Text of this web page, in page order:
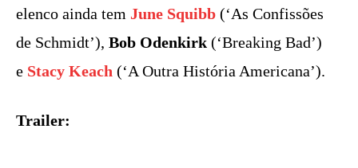
elenco ainda tem June Squibb (‘As Confissões
de Schmidt’), Bob Odenkirk (‘Breaking Bad’)
e Stacy Keach (‘A Outra História Americana’).
Trailer: